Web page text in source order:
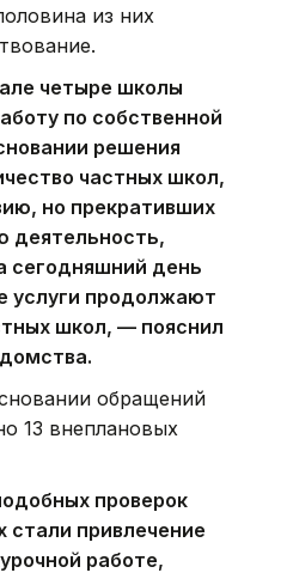
из них
четыре школы
по собственной
решения
частных школ,
но прекративших
деятельность,
сегодняшний день
услуги продолжают
школ, — пояснил
обращений
13 внеплановых
проверок
стали привлечение
работе,